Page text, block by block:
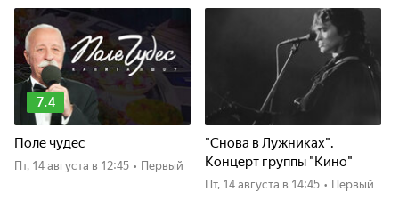
7.4
Поле чудес
пт, 14 августа в 12:45 • Первый
"Снова в Лужниках".
Концерт группы "Кино"
пт, 14 августа в 14:45 • Первый